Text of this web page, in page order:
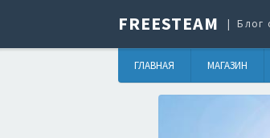
FREESTEAM Блог
ГЛАВНАЯ МАГАЗИН